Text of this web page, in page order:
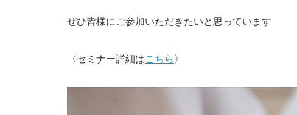
ぜひ皆様にご参加いただきたいと思っています
〈セミナー詳細はこちら 〉